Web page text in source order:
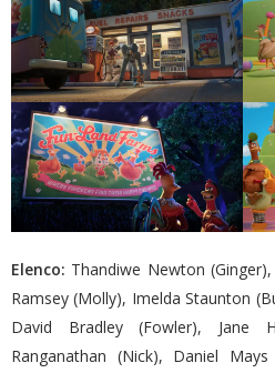
Elenco: Thandiwe Newton
Ramsey (Molly), Imelda Staunton
David Bradley (Fowler), Jane
Ranganathan (Nick), Daniel